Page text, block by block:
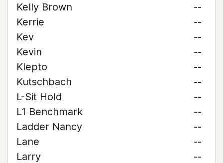
Kelly Brown
--
Kerrie
--
Kev
--
Kevin
--
Klepto
--
Kutschbach
--
L-Sit Hold
--
L1 Benchmark
--
Ladder Nancy
--
Lane
--
Larry
--